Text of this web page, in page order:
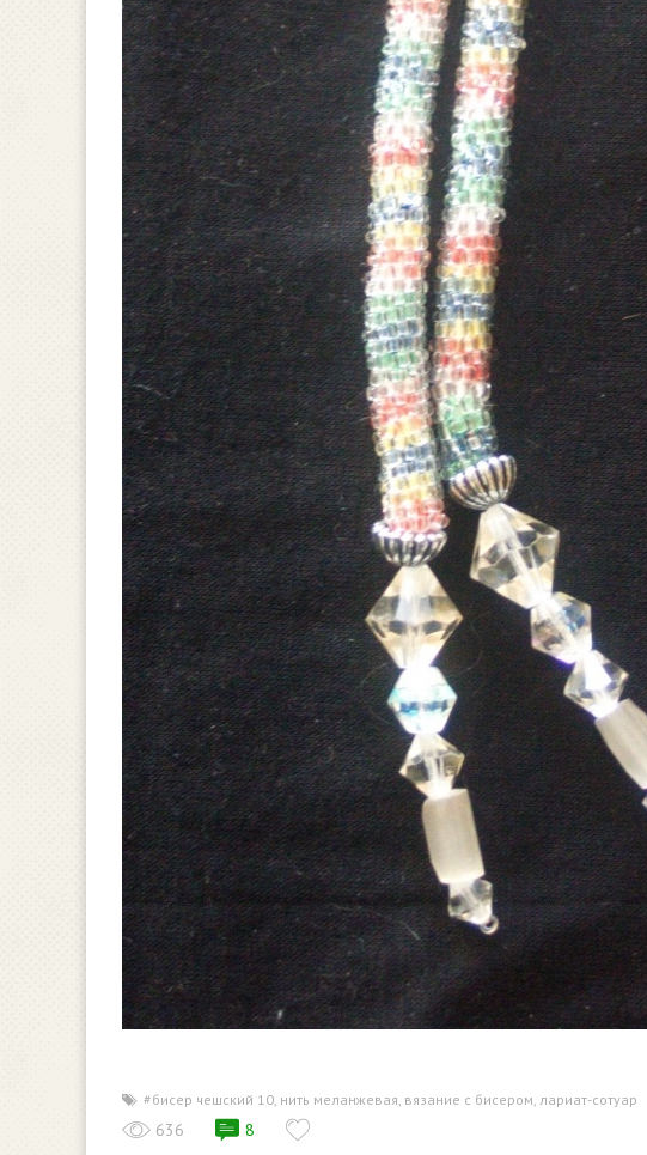
#бисер чешский 10, нить меланжевая, вязание с бисером, лариат-сотуар
636 8